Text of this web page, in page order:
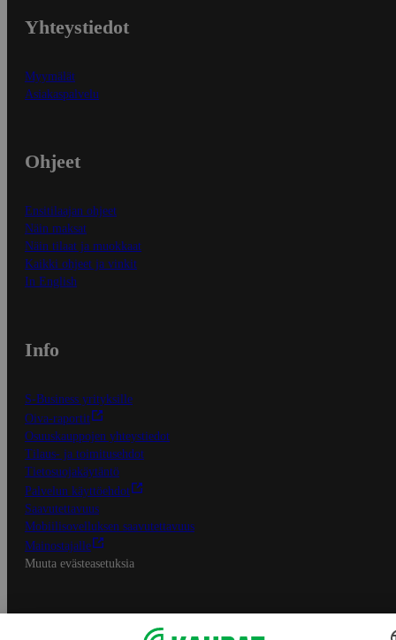
Yhteystiedot
Myymälät
Asiakaspalvelu
Ohjeet
Ensitilaajan ohjeet
Näin maksat
Näin tilaat ja muokkaat
Kaikki ohjeet ja vinkit
In English
Info
S-Business yrityksille
Oiva-raportit
Osuuskauppojen yhteystiedot
Tilaus- ja toimitusehdot
Tietosuojakäytäntö
Palvelun käyttöehdot
Saavutettavuus
Mobiilisovelluksen saavutettavuus
Mainostajalle
Muuta evästeasetuksia
S-ryhmän palvelut